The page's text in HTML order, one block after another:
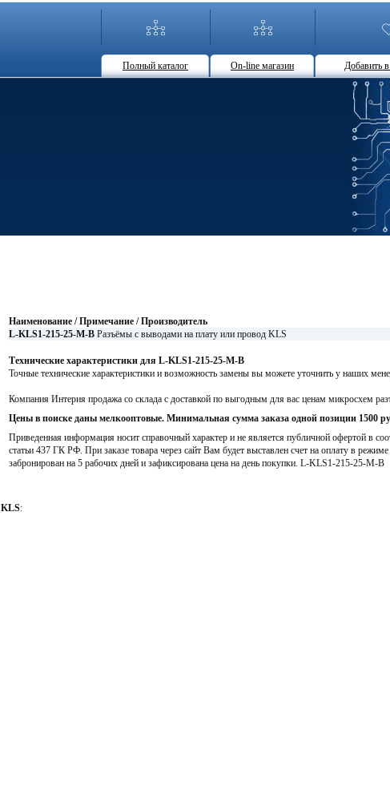
Полный каталог On-line магазин Добавить
Наименование / Примечание / Производитель
L-KLS1-215-25-M-B Разъёмы с выводами на плату или провод KLS
Технические характеристики для L-KLS1-215-25-M-B
Точные технические характеристики и возможность замены вы можете уточнить у наших
Компания Интерия продажа со склада с доставкой по выгодным для вас ценам микросхем
Цены в поиске даны мелкооптовые. Минимальная сумма заказа одной позиции 1500
Приведенная информация носит справочный характер и не является публичной офертой в
статьи 437 ГК РФ. При заказе товара через сайт Вам будет выставлен счет на оплату в
забронирован на 5 рабочих дней и зафиксирована цена на день покупки. L-KLS1-215-25-M-B
KLS: